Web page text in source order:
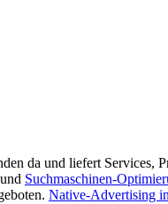
da und liefert Services,
und Suchmaschinen-
Native-Advertising